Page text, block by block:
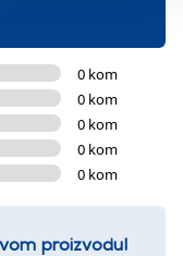
0 kom
0 kom
0 kom
0 kom
0 kom
proizvodu!